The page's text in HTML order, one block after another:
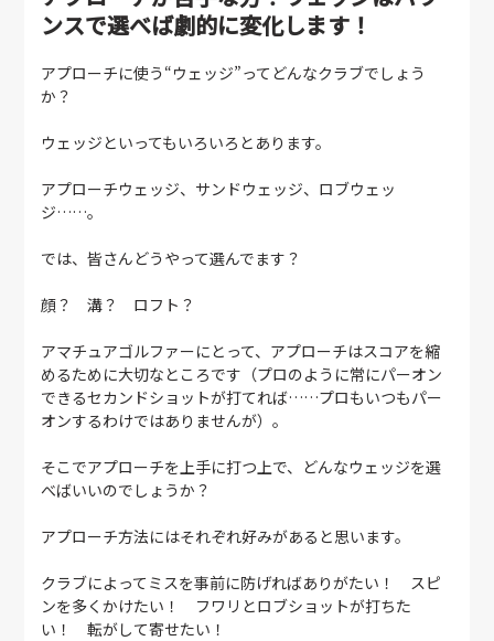
ンスで選べば劇的に変化します！
アプローチに使う“ウェッジ”ってどんなクラブでしょう
か？
ウェッジといってもいろいろとあります。
アプローチウェッジ、サンドウェッジ、ロブウェッ
ジ……。
では、皆さんどうやって選んでます？
顔？ 溝？ ロフト？
アマチュアゴルファーにとって、アプローチはスコアを縮
めるために大切なところです（プロのように常にパーオン
できるセカンドショットが打てれば……プロもいつもパー
オンするわけではありませんが）。
そこでアプローチを上手に打つ上で、どんなウェッジを選
べばいいのでしょうか？
アプローチ方法にはそれぞれ好みがあると思います。
クラブによってミスを事前に防げればありがたい！ スピ
ンを多くかけたい！ フワリとロブショットが打ちた
い！ 転がして寄せたい！